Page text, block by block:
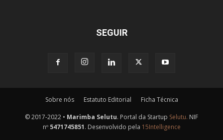
SEGUIR
Sobre nós Estatuto Editorial Ficha Técnica
© 2017-2022 • Marimba Selutu. Portal da Startup Selutu. NIF
nº 5471745851. Desenvolvido pela 15Intelligence